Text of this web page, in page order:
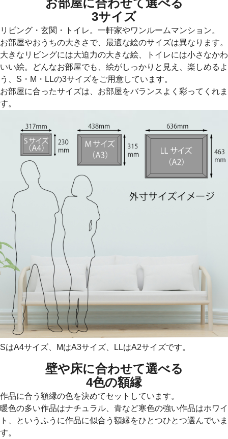
3サイズ
リビング・玄関・トイレ。一軒家やワンルームマンション。
お部屋やおうちの大きさで、最適な絵のサイズは異なります。
大きなリビングには大迫力の大きな絵、トイレには小さなかわ
いい絵。どんなお部屋でも、絵がしっかりと見え、楽しめるよ
う、S・M・LLの3サイズをご用意しています。
お部屋に合ったサイズは、お部屋をバランスよく彩ってくれま
す。
SはA4サイズ、MはA3サイズ、LLはA2サイズです。
壁や床に合わせて選べる
4色の額縁
作品に合う額縁の色を決めてセットしています。
暖色の多い作品はナチュラル、青など寒色の強い作品はホワイ
ト、というふうに作品に似合う額縁をひとつひとつ選んでいま
す。